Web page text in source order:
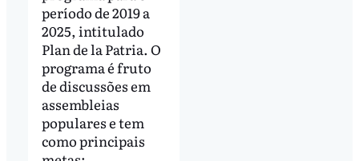
período de 2019 a
2025, intitulado
Plan de la Patria. O
programa é fruto
de discussões em
assembleias
populares e tem
como principais